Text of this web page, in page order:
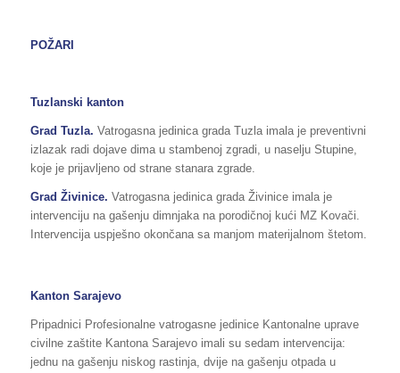
POŽARI
Tuzlanski kanton
Grad Tuzla. Vatrogasna jedinica grada Tuzla imala je preventivni
izlazak radi dojave dima u stambenoj zgradi, u naselju Stupine,
koje je prijavljeno od strane stanara zgrade.
Grad Živinice. Vatrogasna jedinica grada Živinice imala je
intervenciju na gašenju dimnjaka na porodičnoj kući MZ Kovači.
Intervencija uspješno okončana sa manjom materijalnom štetom.
Kanton Sarajevo
Pripadnici Profesionalne vatrogasne jedinice Kantonalne uprave
civilne zaštite Kantona Sarajevo imali su sedam intervencija:
jednu na gašenju niskog rastinja, dvije na gašenju otpada u